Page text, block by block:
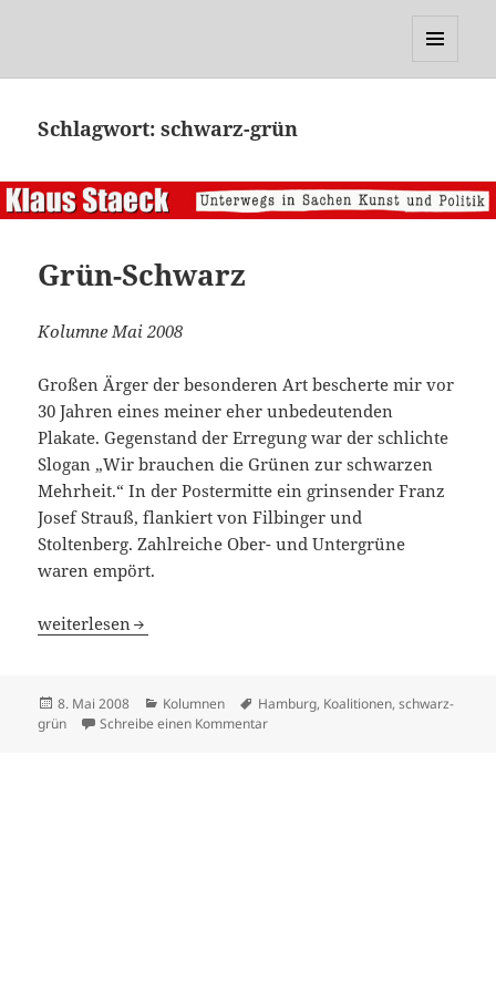
Schlagwort:schwarz-grün
Grün-Schwarz
Kolumne Mai 2008
Großen Ärger der besonderen Art bescherte mir vor
30 Jahren eines meiner eher unbedeutenden
Plakate. Gegenstand der Erregung war der schlichte
Slogan „Wir brauchen die Grünen zur schwarzen
Mehrheit.“ In der Postermitte ein grinsender Franz
Josef Strauß, flankiert von Filbinger und
Stoltenberg. Zahlreiche Ober- und Untergrüne
waren empört.
Grün-Schwarz
weiterlesen
Veröffentlicht
am
8. Mai 2008 Kategorien
Kolumnen Schlagwörter
Hamburg, Koalitionen,schwarz-
grün
Schreibe einen Kommentarzu Grün-Schwarz